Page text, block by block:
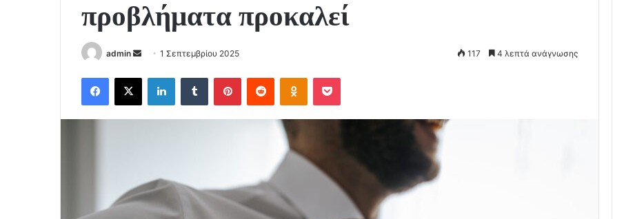
προβλήματα προκαλεί
admin
Send
email
1 Σεπτεμβρίου 2025 117 4 λεπτά ανάγνωσης
Facebook
X LinkedInTumblr PinterestReddit Odnoklassniki
Pocket